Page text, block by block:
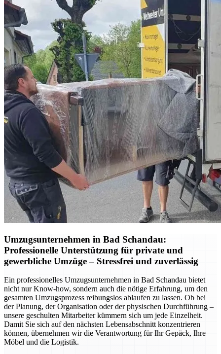
Umzugsunternehmen in Bad Schandau:
Professionelle Unterstützung für private und
gewerbliche Umzüge – Stressfrei und zuverlässig
Ein professionelles Umzugsunternehmen in Bad Schandau bietet
nicht nur Know-how, sondern auch die nötige Erfahrung, um den
gesamten Umzugsprozess reibungslos ablaufen zu lassen. Ob bei
der Planung, der Organisation oder der physischen Durchführung –
unsere geschulten Mitarbeiter kümmern sich um jede Einzelheit.
Damit Sie sich auf den nächsten Lebensabschnitt konzentrieren
können, übernehmen wir die Verantwortung für Ihr Gepäck, Ihre
Möbel und die Logistik.